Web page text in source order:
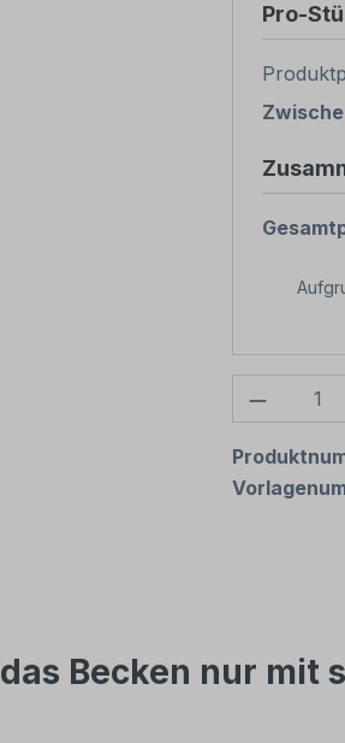
Pro-
Becken nur mit